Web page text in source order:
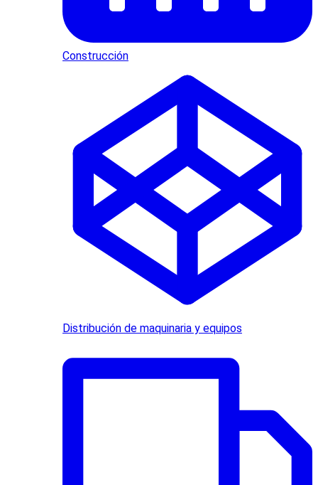
Construcción
Distribución de maquinaria y equipos